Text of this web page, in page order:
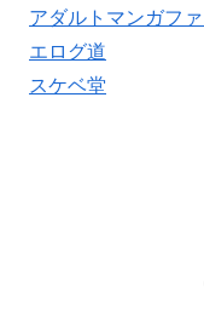
アダルトマンガフ
エログ道
スケベ堂